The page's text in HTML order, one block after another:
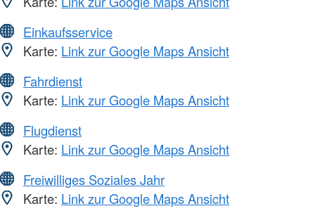
Einkaufsservice
Karte: Link zur Google Maps Ansicht
Fahrdienst
Karte: Link zur Google Maps Ansicht
Flugdienst
Karte: Link zur Google Maps Ansicht
Freiwilliges Soziales Jahr
Karte: Link zur Google Maps Ansicht